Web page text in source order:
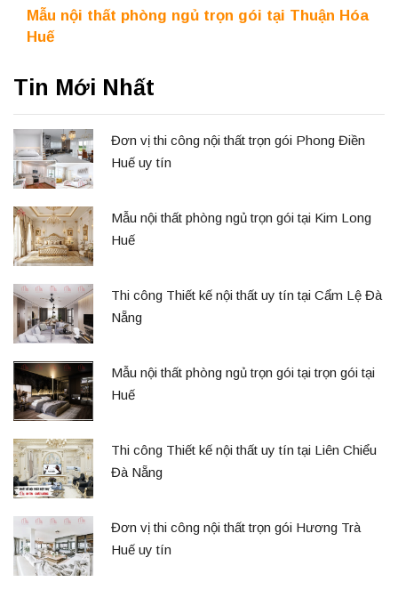
Mẫu nội thất phòng ngủ trọn gói tại Thuận Hóa
Huế
Tin Mới Nhất
Đơn vị thi công nội thất trọn gói Phong Điền
Huế uy tín
Mẫu nội thất phòng ngủ trọn gói tại Kim Long
Huế
Thi công Thiết kế nội thất uy tín tại Cẩm Lệ Đà
Nẵng
Mẫu nội thất phòng ngủ trọn gói tại trọn gói tại
Huế
Thi công Thiết kế nội thất uy tín tại Liên Chiểu
Đà Nẵng
Đơn vị thi công nội thất trọn gói Hương Trà
Huế uy tín